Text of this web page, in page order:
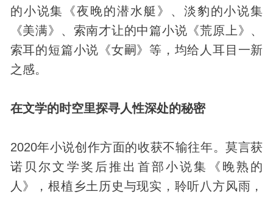
的小说集《夜晚的潜水艇》、淡豹的小说集
《美满》、索南才让的中篇小说《荒原上》、
索耳的短篇小说《女嗣》等，均给人耳目一新
之感。
在文学的时空里探寻人性深处的秘密
2020年小说创作方面的收获不输往年。莫言获
诺贝尔文学奖后推出首部小说集《晚熟的
人》，根植乡土历史与现实，聆听八方风雨，